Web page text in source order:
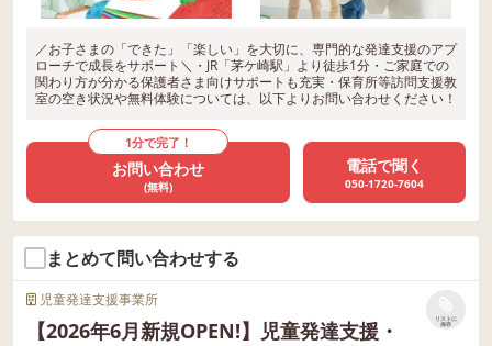
／お子さまの「できた」「楽しい」を大切に、専門的な発達支援のアプ
ローチで成長をサポート＼・JR「茅ケ崎駅」より徒歩1分・ご家庭での
関わり方が分かる保護者さま向けサポートも充実・保育所等訪問支援教
室の空き状況や無料体験については、以下よりお問い合わせください！
1分で完了！
お問い合わせ
(無料)
電話で聞く
050-1720-7604
まとめて問い合わせする
児童発達支援事業所
【2026年6月新規OPEN!】児童発達支援・
リストに
保存